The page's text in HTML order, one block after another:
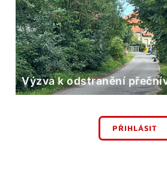
Výzva k odstranění
PŘIHLÁSIT